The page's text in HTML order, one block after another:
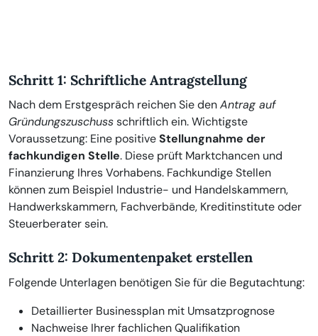
Schritt 1: Schriftliche Antragstellung
Nach dem Erstgespräch reichen Sie denAntrag auf
Gründungszuschussschriftlich ein. Wichtigste
Voraussetzung: Eine positiveStellungnahme der
fachkundigen Stelle. Diese prüft Marktchancen und
Finanzierung Ihres Vorhabens. Fachkundige Stellen
können zum Beispiel Industrie- und Handelskammern,
Handwerkskammern, Fachverbände, Kreditinstitute oder
Steuerberater sein.
Schritt 2: Dokumentenpaket erstellen
Folgende Unterlagen benötigen Sie für die Begutachtung:
Detaillierter Businessplan mit Umsatzprognose
Nachweise Ihrer fachlichen Qualifikation